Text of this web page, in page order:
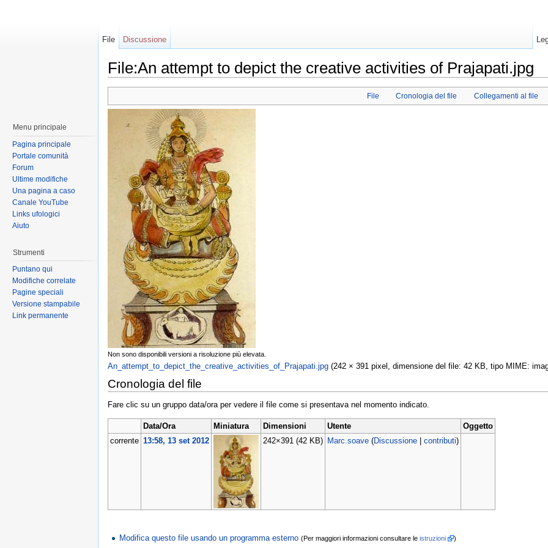
File:An attempt to depict the creative activities of Prajapati.jpg
File Cronologia del file Collegamenti al file
Non sono disponibili versioni a risoluzione più elevata.
An_attempt_to_depict_the_creative_activities_of_Prajapati.jpg (242 × 391 pixel, dimensione del file: 42 KB, tipo MIME:
Cronologia del file
Fare clic su un gruppo data/ora per vedere il file come si presentava nel momento indicato.
Data/Ora Miniatura Dimensioni Utente
Oggetto
corrente 13:58, 13 set 2012 242×391 (42 KB) Marc.soave (Discussione| contributi)
Modifica questo file usando un programma esterno (Per maggiori informazioni consultare leistruzioni )
File Discussione
Menu principale
Pagina principale
Portale comunità
Forum
Ultime modifiche
Una pagina a caso
Canale YouTube
Links ufologici
Aiuto
Strumenti
Puntano qui
Modifiche correlate
Pagine speciali
Versione stampabile
Link permanente